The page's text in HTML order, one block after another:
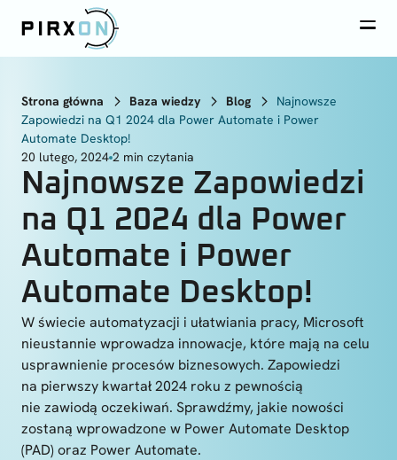
Strona główna Baza wiedzy Blog
Najnowsze
Zapowiedzi na Q1 2024 dla Power Automate i Power
Automate Desktop!
20 lutego, 2024 2 min czytania
Najnowsze Zapowiedzi
na Q1 2024 dla Power
Automate i Power
Automate Desktop!
W świecie automatyzacji i ułatwiania pracy, Microsoft
nieustannie wprowadza innowacje, które mają na celu
usprawnienie procesów biznesowych. Zapowiedzi
na pierwszy kwartał 2024 roku z pewnością
nie zawiodą oczekiwań. Sprawdźmy, jakie nowości
zostaną wprowadzone w Power Automate Desktop
(PAD) oraz Power Automate.